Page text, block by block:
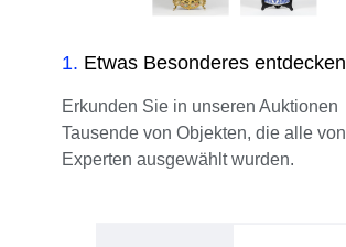
1. Etwas Besonderes entdecken
Erkunden Sie in unseren Auktionen
Tausende von Objekten, die alle von
Experten ausgewählt wurden.